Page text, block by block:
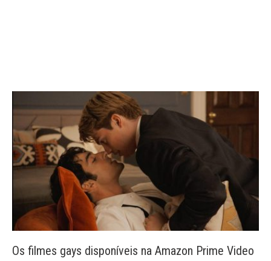
Os filmes gays disponíveis na Amazon Prime Video